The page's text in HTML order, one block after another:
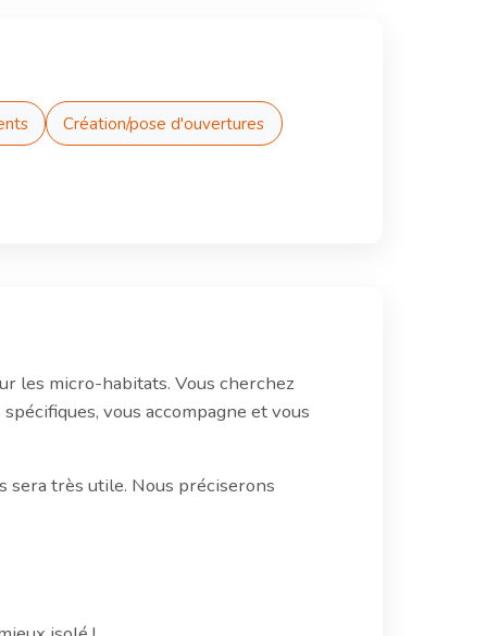
Création/pose d'ouvertures
les micro-habitats. Vous cherchez
vous accompagne et vous
sera très utile. Nous préciserons